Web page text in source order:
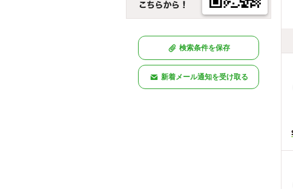
検索条件を保存
新着メール通知を受け取る